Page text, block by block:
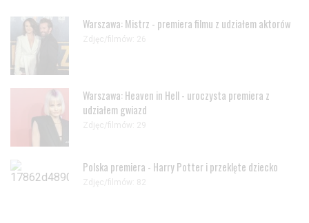
Warszawa: Mistrz - premiera filmu z udziałem aktorów
Zdjęc/filmów: 26
Warszawa: Heaven in Hell - uroczysta premiera z
udziałem gwiazd
Zdjęc/filmów: 29
Polska premiera - Harry Potter i przeklęte dziecko
Zdjęc/filmów: 82